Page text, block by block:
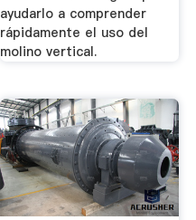
ayudarlo a comprender
rápidamente el uso del
molino vertical.